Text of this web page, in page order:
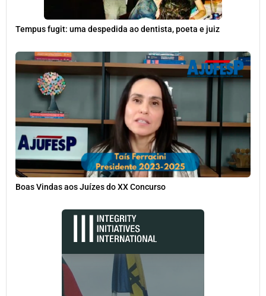
Tempus fugit: uma despedida ao dentista, poeta e juiz
Boas Vindas aos Juízes do XX Concurso